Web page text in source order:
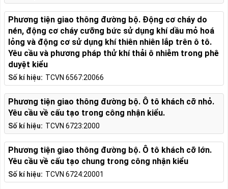
Số kí hiệu: TCVN 6567:20066
Phương tiện giao thông đường bộ. Động cơ cháy do
nén, động cơ cháy cưỡng bức sử dụng khí dầu mỏ hoá
lỏng và động cơ sử dụng khí thiên nhiên lắp trên ô tô.
Yêu cầu và phương pháp thử khí thải ô nhiễm trong phê
duyệt kiểu
Số kí hiệu: TCVN 6723:2000
Phương tiện giao thông đường bộ. Ô tô khách cỡ nhỏ.
Yêu cầu về cấu tạo trong công nhận kiểu.
Số kí hiệu: TCVN 6724:20001
Phương tiện giao thông đường bộ. Ô tô khách cỡ lớn.
Yêu cầu về cấu tạo chung trong công nhận kiểu